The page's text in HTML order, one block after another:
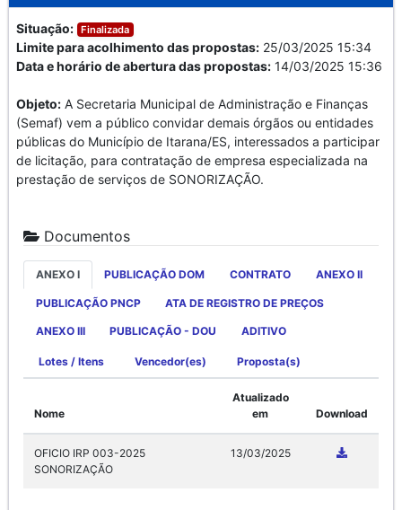
Situação: Finalizada
Limite para acolhimento das propostas: 25/03/2025 15:34
Data e horário de abertura das propostas: 14/03/2025 15:36
Objeto: A Secretaria Municipal de Administração e Finanças
(Semaf) vem a público convidar demais órgãos ou entidades
públicas do Município de Itarana/ES, interessados a participar
de licitação, para contratação de empresa especializada na
prestação de serviços de SONORIZAÇÃO.
Documentos
ANEXO I PUBLICAÇÃO DOM CONTRATO ANEXO II
PUBLICAÇÃO PNCP ATA DE REGISTRO DE PREÇOS
ANEXO III PUBLICAÇÃO - DOU ADITIVO
Lotes / Itens Vencedor(es) Proposta(s)
Nome
Atualizado
em
Download
OFICIO IRP 003-2025
SONORIZAÇÃO
13/03/2025